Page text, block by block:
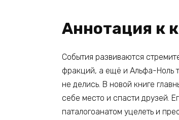
Аннотация к
События развиваются
фракций, а ещё и Альфа-Ноль
не делись. В новой книге
себе место и спасти друзей.
паталогоанатом уцелеть и